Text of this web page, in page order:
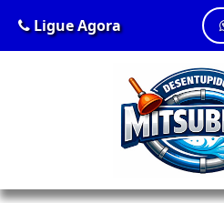
Ligue Agora